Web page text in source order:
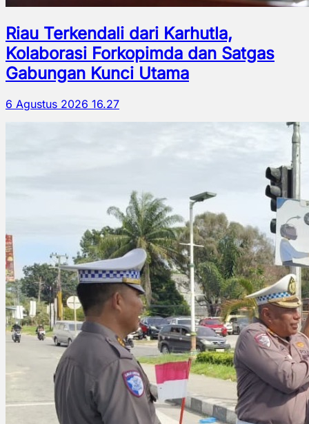
Riau Terkendali dari Karhutla,
Kolaborasi Forkopimda dan Satgas
Gabungan Kunci Utama
6 Agustus 2026 16.27